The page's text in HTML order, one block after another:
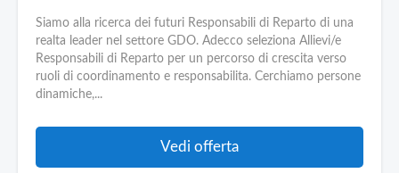
Pubblica
Offerte
Siamo alla ricerca dei futuri Responsabili di Reparto di una
realta leader nel settore GDO. Adecco seleziona Allievi/e
Responsabili di Reparto per un percorso di crescita verso
ruoli di coordinamento e responsabilita. Cerchiamo persone
dinamiche,...
Vedi offerta